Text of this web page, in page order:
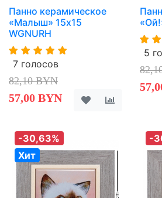
Панно керамическое
«Малыш» 15х15
WGNURH
7 голосов
82,10 BYN
57,00 BYN
5
-30,63%
Хит
-